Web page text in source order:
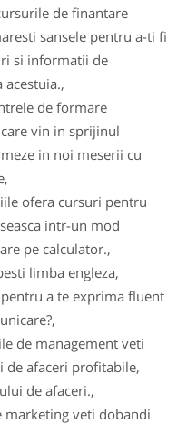
de finantare
sansele pentru a-ti fi
si informatii de
de formare
vin in sprijinul
in noi meserii cu
ofera cursuri pentru
intr-un mod
pe calculator.,
limba engleza,
a te exprima fluent
de management veti
de afaceri profitabile,
de afaceri.,
marketing veti dobandi